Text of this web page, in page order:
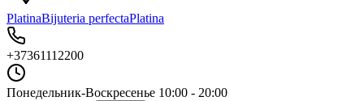
PlatinaBijuteria perfectaPlatina
+37361112200
Понедельник-Воскресенье 10:00 - 20:00